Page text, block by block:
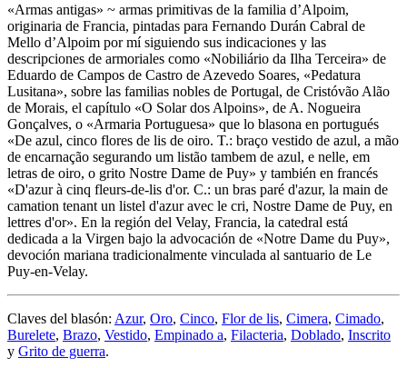
«Armas antigas» ~ armas primitivas de la familia d’Alpoim,
originaria de Francia, pintadas para Fernando Durán Cabral de
Mello d’Alpoim por mí siguiendo sus indicaciones y las
descripciones de armoriales como «Nobiliário da Ilha Terceira» de
Eduardo de Campos de Castro de Azevedo Soares, «Pedatura
Lusitana», sobre las familias nobles de Portugal, de Cristóvão Alão
de Morais, el capítulo «O Solar dos Alpoins», de A. Nogueira
Gonçalves, o «Armaria Portuguesa» que lo blasona en portugués
«De azul, cinco flores de lis de oiro. T.: braço vestido de azul, a mão
de encarnação segurando um listão tambem de azul, e nelle, em
letras de oiro, o grito Nostre Dame de Puy» y también en francés
«D'azur à cinq fleurs-de-lis d'or. C.: un bras paré d'azur, la main de
camation tenant un listel d'azur avec le cri, Nostre Dame de Puy, en
lettres d'or». En la región del Velay, Francia, la catedral está
dedicada a la Virgen bajo la advocación de «Notre Dame du Puy»,
devoción mariana tradicionalmente vinculada al santuario de Le
Puy-en-Velay.
Claves del blasón: Azur, Oro, Cinco, Flor de lis, Cimera, Cimado,
Burelete, Brazo, Vestido, Empinado a, Filacteria, Doblado, Inscrito
y Grito de guerra.